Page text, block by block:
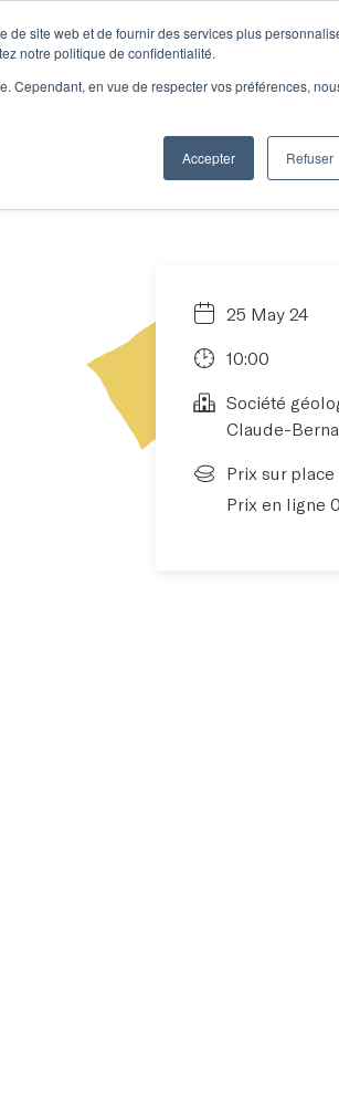
site web et de fournir des services plus
notre politique de confidentialité.
Cependant, en vue de respecter vos préférences,
Accepter Refuser
Se connecter
Entreprises
25 May 24
10:00
Société
Claude-
Prix sur
Prix en ligne